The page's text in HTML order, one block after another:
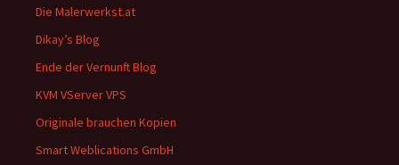
Die Malerwerkst.at
Dikay’s Blog
Ende der Vernunft Blog
KVM VServer VPS
Originale brauchen Kopien
Smart Weblications GmbH